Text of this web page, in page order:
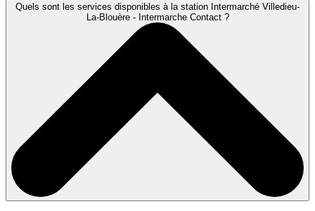
Quels sont les services disponibles à la station Intermarché Villedieu-
La-Blouère - Intermarche Contact ?